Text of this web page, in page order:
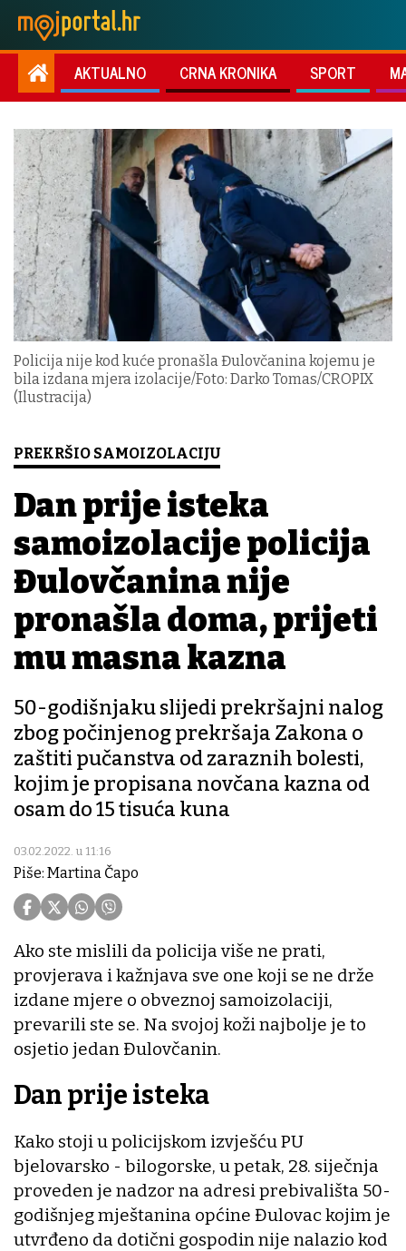
AKTUALNO CRNA KRONIKA SPORT
Policija nije kod kuće pronašla Đulovčanina kojemu je
bila izdana mjera izolacije/Foto: Darko Tomas/CROPIX
(Ilustracija)
PREKRŠIO SAMOIZOLACIJU
Dan prije isteka
samoizolacije policija
Đulovčanina nije
pronašla doma, prijeti
mu masna kazna
50-godišnjaku slijedi prekršajni nalog
zbog počinjenog prekršaja Zakona o
zaštiti pučanstva od zaraznih bolesti,
kojim je propisana novčana kazna od
osam do 15 tisuća kuna
03.02.2022. u 11:16
Piše: Martina Čapo
Ako ste mislili da policija više ne prati,
provjerava i kažnjava sve one koji se ne drže
izdane mjere o obveznoj samoizolaciji,
prevarili ste se. Na svojoj koži najbolje je to
osjetio jedan Đulovčanin.
Dan prije isteka
Kako stoji u policijskom izvješću PU
bjelovarsko - bilogorske, u petak, 28. siječnja
proveden je nadzor na adresi prebivališta 50-
godišnjeg mještanina općine Đulovac kojim je
utvrđeno da dotični gospodin nije nalazio kod